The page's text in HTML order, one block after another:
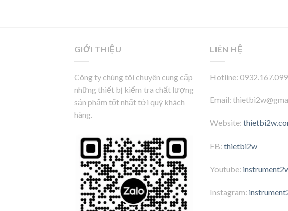
GIỚI THIỆU
Công ty chúng tôi chuyên cung cấp
những thiết bị kiểm tra chất lượng
sản phẩm tốt nhất tới quý khách
hàng.
LIÊN HỆ
Hotline:
Email:
Website:
FB: thietbi2w
Youtube:
Instagram: